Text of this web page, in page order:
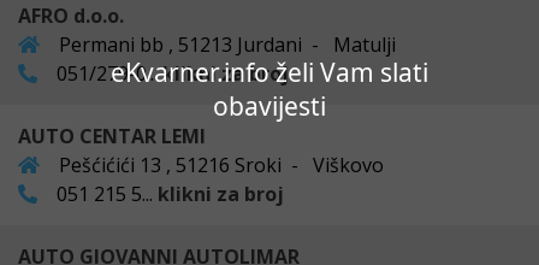
eKvarner.info želi Vam slati
obavijesti
AFRO d.o.o.
Permani bb , 51213 Jurdani - Matulji
051/279-0...klikni za broj
AUTO CENTAR LEMI
Pešćićići 13 , 51216 Sroki - Viškovo
051 215 5... klikni za broj
AUTO GIOVANNI AUTOLIMAR